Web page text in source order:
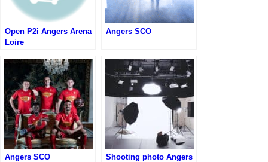
Open P2i Angers Arena
Loire
Angers SCO
Angers SCO Shooting photo Angers